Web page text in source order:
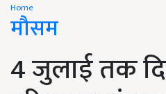
Home
मौसम
4 जुलाई तक